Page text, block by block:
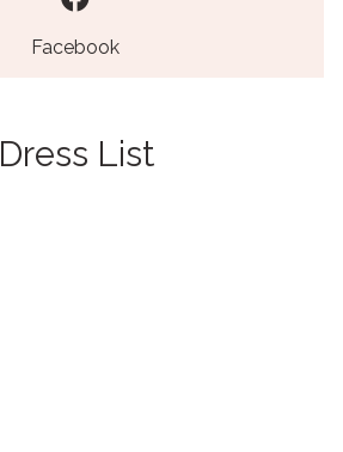
Facebook
Dress List